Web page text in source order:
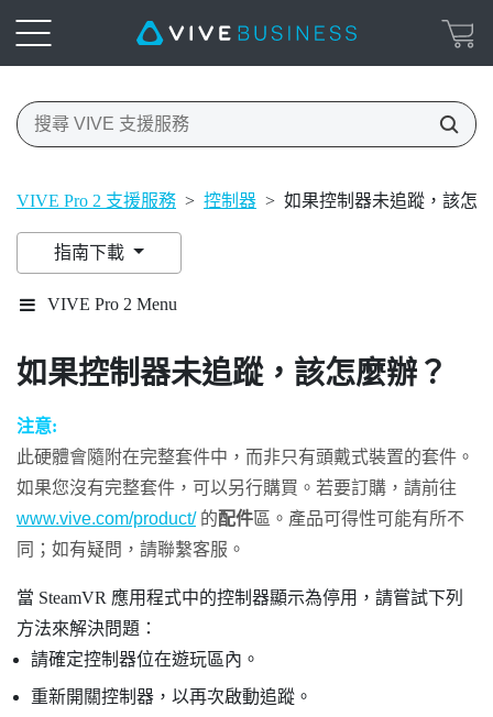
VIVE Pro 2 支援服務 > 控制器 > 如果控制器未追蹤，該怎
指南下載
VIVE Pro 2 Menu
如果控制器未追蹤，該怎麼辦？
注意:
此硬體會隨附在完整套件中，而非只有頭戴式裝置的套件。
如果您沒有完整套件，可以另行購買。若要訂購，請前往
www.vive.com/product/的配件 區。產品可得性可能有所不
同；如有疑問，請聯繫客服。
當 SteamVR 應用程式中的控制器顯示為停用，請嘗試下列
方法來解決問題：
請確定控制器位在遊玩區內。
重新開關控制器，以再次啟動追蹤。